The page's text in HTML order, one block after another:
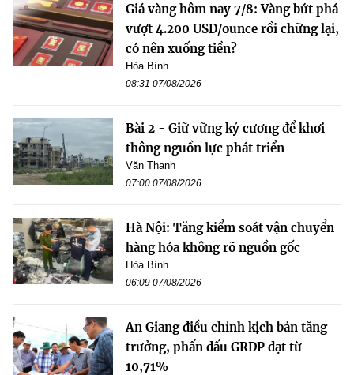
Giá vàng hôm nay 7/8: Vàng bứt phá
vượt 4.200 USD/ounce rồi chững lại,
có nên xuống tiền?
Hòa Bình
08:31 07/08/2026
Bài 2 - Giữ vững kỷ cương để khơi
thông nguồn lực phát triển
Văn Thanh
07:00 07/08/2026
Hà Nội: Tăng kiểm soát vận chuyển
hàng hóa không rõ nguồn gốc
Hòa Bình
06:09 07/08/2026
An Giang điều chỉnh kịch bản tăng
trưởng, phấn đấu GRDP đạt từ
10,71%